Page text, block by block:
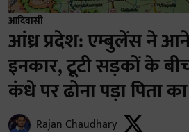
आदिवासी
आंध्र प्रदेश: एम्बुलेंस ने
इनकार, टूटी सड़कों के
कंधे पर ढोना पड़ा पिता
Rajan Chaudhary